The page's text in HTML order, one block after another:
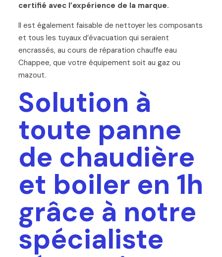
certifié avec l’expérience de la marque.
Il est également faisable de nettoyer les composants
et tous les tuyaux d’évacuation qui seraient
encrassés, au cours de réparation chauffe eau
Chappee, que votre équipement soit au gaz ou
mazout.
Solution à
toute panne
de chaudière
et boiler en 1h
grâce à notre
spécialiste